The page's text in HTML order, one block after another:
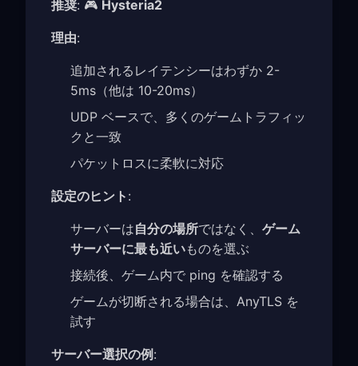
推奨: 🎮 Hysteria2
理由:
追加されるレイテンシーはわずか 2-
5ms（他は 10-20ms）
UDP ベースで、多くのゲームトラフィッ
クと一致
パケットロスに柔軟に対応
設定のヒント :
サーバーは自分の場所ではなく、 ゲーム
サーバーに最も近いものを選ぶ
接続後、ゲーム内で ping を確認する
ゲームが切断される場合は、AnyTLS を
試す
サーバー選択の例 :